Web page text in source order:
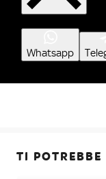
Whatsapp
TI POTREBBE